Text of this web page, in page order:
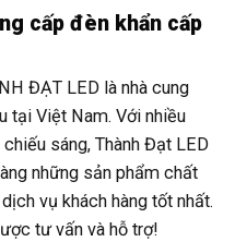
cấp đèn khẩn cấp
ĐẠT LED là nhà cung
tại Việt Nam. Với nhiều
sáng, Thành Đạt LED
những sản phẩm chất
vụ khách hàng tốt nhất.
tư vấn và hỗ trợ!